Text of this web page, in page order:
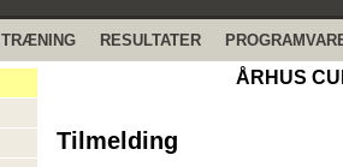
TRÆNING RESULTATER
ÅRHUS
Tilmelding